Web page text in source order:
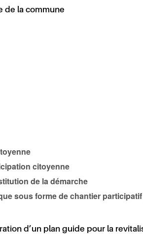
de la commune
citoyenne
de la démarche
sous forme de chantier
d’un plan guide pour la